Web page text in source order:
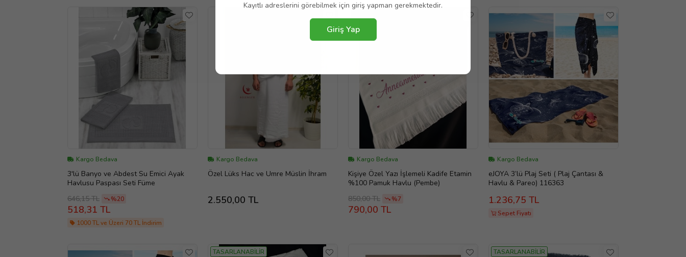
Kayıtlı adreslerini görebilmek için giriş yapman gerekmektedir.
Giriş Yap
Kargo Bedava
3'lü Banyo ve Abdest Su Emici Ayak
Havlusu Paspası Seti Füme
646,15 TL
%20
518,31 TL
1000 TL ve Üzeri 70 TL İndirim
Kargo Bedava
Özel Lüks Hac ve Umre Müslin İhram
2.550,00 TL
Kargo Bedava
Kişiye Özel Yazı İşlemeli Kadife Etamin
%100 Pamuk Havlu (Pembe)
850,00 TL
%7
790,00 TL
Kargo Bedava
eJOYA 3’lü Plaj Seti ( Plaj Çantası &
Havlu & Pareo) 116363
1.236,75 TL
Sepet Fiyatı
TASARLANABİLİR TASARLANABİLİR